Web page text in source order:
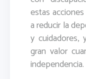
estas
a reducir la
y
gran valor
independencia.